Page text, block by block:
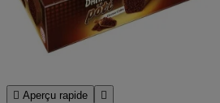
 Aperçu rapide 